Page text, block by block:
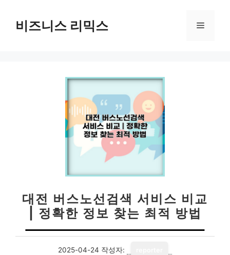
비즈니스 리믹스 메
대전 버스노선검색 서비스 비교
| 정확한 정보 찾는 최적 방법
2025-04-24 작성자: